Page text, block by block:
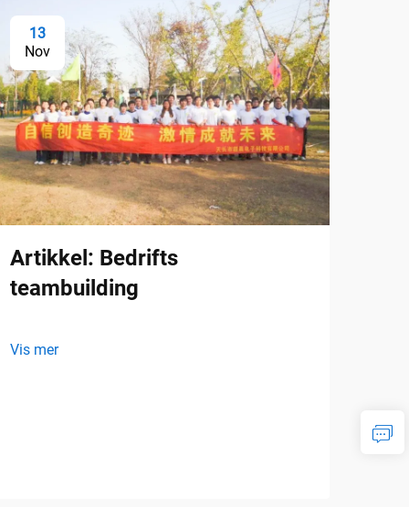
13
Nov
Artikkel: Bedrifts
teambuilding
Vis mer